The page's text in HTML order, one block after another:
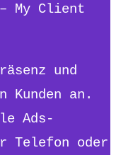
My Client
und
an.
Ads-
Telefon oder